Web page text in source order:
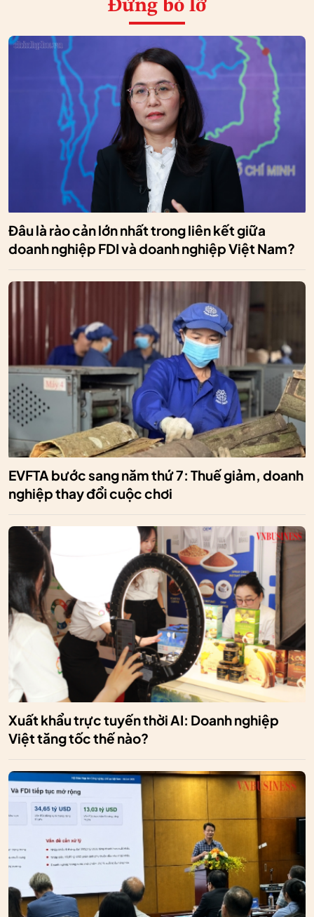
Đừng bỏ lỡ
Đâu là rào cản lớn nhất trong liên kết giữa
doanh nghiệp FDI và doanh nghiệp Việt Nam?
EVFTA bước sang năm thứ 7: Thuế giảm, doanh
nghiệp thay đổi cuộc chơi
Xuất khẩu trực tuyến thời AI: Doanh nghiệp
Việt tăng tốc thế nào?